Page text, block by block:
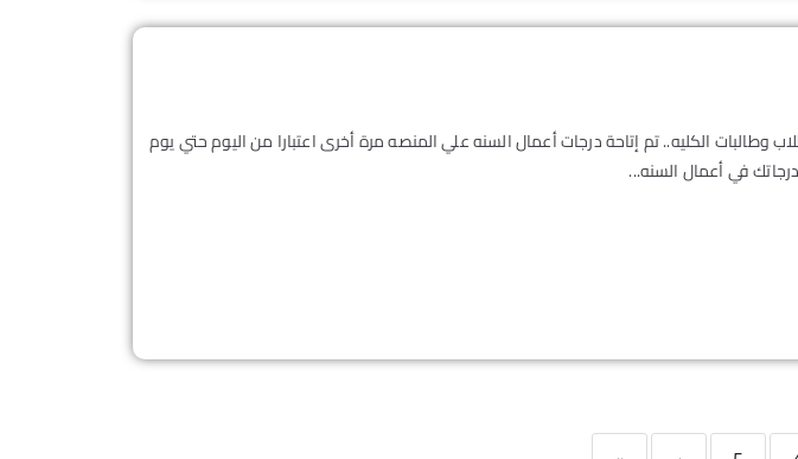
وطالبات الكليه.. تم إتاحة درجات أعمال السنه علي المنصه مرة أخرى اعتبارا من اليوم حتي يوم